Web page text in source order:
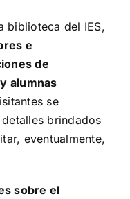
biblioteca del IES,
e
de
alumnas
se
brindados
eventualmente,
sobre el